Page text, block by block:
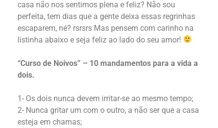
casa não nos sentimos plena e feliz? Não sou
perfeita, tem dias que a gente deixa essas regrinhas
escaparem, né? rsrsrs Mas pensem com carinho na
listinha abaixo e seja feliz ao lado do seu amor!
“Curso de Noivos” – 10 mandamentos para a vida a
dois.
1- Os dois nunca devem irritar-se ao mesmo tempo;
2- Nunca gritar um com o outro, a não ser que a casa
esteja em chamas;